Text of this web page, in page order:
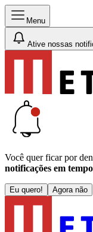
Menu
Ative nossas
Você quer ficar por
notificações em
Eu quero! Agora não